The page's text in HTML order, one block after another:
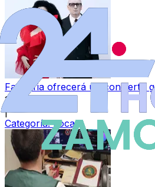
Fangoria ofrecerá un concierto
10 ago 2026
|
Categoría:Local